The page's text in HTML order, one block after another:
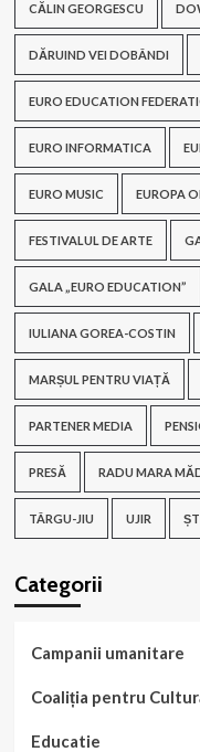
CĂLIN GEORGESCU
DĂRUIND VEI DOBÂNDI
EURO EDUCATION
EURO INFORMATICA
EURO MUSIC EUROPA
FESTIVALUL DE ARTE
GALA „EURO EDUCATION”
IULIANA GOREA-COSTIN
MARȘUL PENTRU VIAȚĂ
PARTENER MEDIA
PRESĂ RADU MARA
TÂRGU-JIU UJIR
Categorii
Campanii umanitare
Coaliția pentru
Educatie